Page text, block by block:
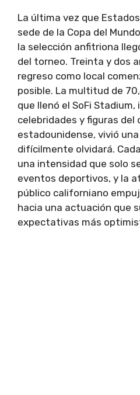
La última vez que
sede de la Copa del
la selección anfitriona
del torneo. Treinta y dos
regreso como local
posible. La multitud de
que llenó el SoFi
celebridades y figuras del
estadounidense, vivió
difícilmente olvidará.
una intensidad que solo
eventos deportivos, y la
público californiano
hacia una actuación que
expectativas más